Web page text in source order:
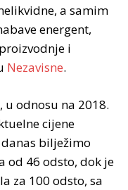
a samim
energent,
i
Nezavisne.
u odnosu na 2018.
cijene
bilježimo
od 46 odsto, dok je
za 100 odsto, sa